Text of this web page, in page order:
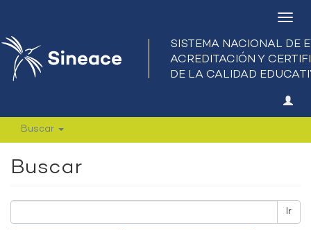
Buscar
Buscar
Ir